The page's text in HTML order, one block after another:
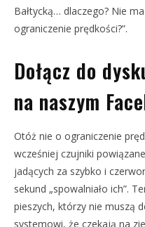
Bałtycką… dlaczego? Nie
ograniczenie prędkości?”.
Dołącz do
na naszym
Otóż nie o ograniczenie
wcześniej czujniki
jadących za szybko i
sekund „spowalniało ich”.
pieszych, którzy nie muszą
systemowi, że czekają na